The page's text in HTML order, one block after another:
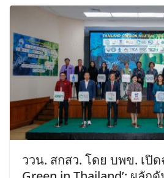
ววน. สกสว. โดย บพข. เปิด